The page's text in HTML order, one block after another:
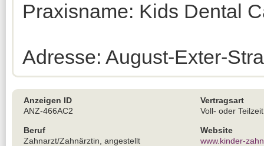
Praxisname: Kids Dental
Adresse: August-Exter-
Anzeigen ID
ANZ-466AC2
Beruf
Zahnarzt/Zahnärztin, angestellt
Vertragsart
Voll- oder Teilzeit
Website
www.kinder-